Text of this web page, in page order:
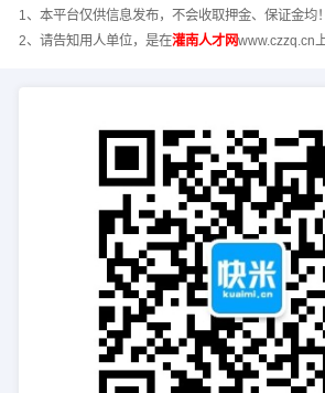
1、本平台仅供信息发布，不会收取押金、保证金均！
2、请告知用人单位，是在灌南人才网www.czzq.cn